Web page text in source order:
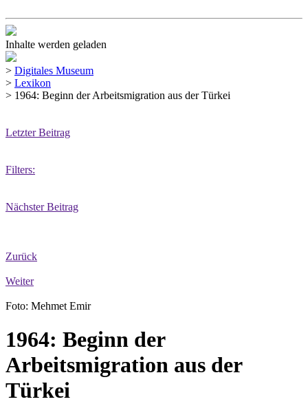
Inhalte werden geladen
> Digitales Museum
> Lexikon
> 1964: Beginn der Arbeitsmigration aus der Türkei
Letzter Beitrag
Filters:
Nächster Beitrag
Zurück
Weiter
Foto: Mehmet Emir
1964: Beginn der
Arbeitsmigration aus der
Türkei